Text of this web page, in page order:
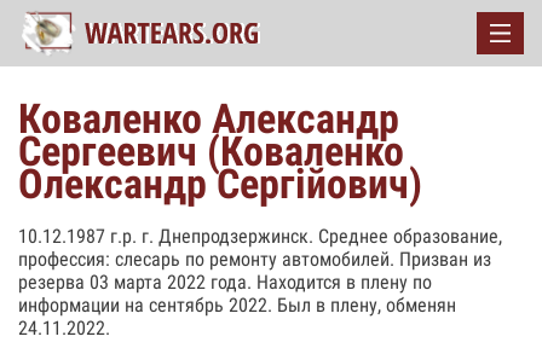
Коваленко Александр
Сергеевич (Коваленко
Олександр Сергiйович)
10.12.1987 г.р. г. Днепродзержинск. Среднее образование,
профессия: слесарь по ремонту автомобилей. Призван из
резерва 03 марта 2022 года. Находится в плену по
информации на сентябрь 2022. Был в плену, обменян
24.11.2022.